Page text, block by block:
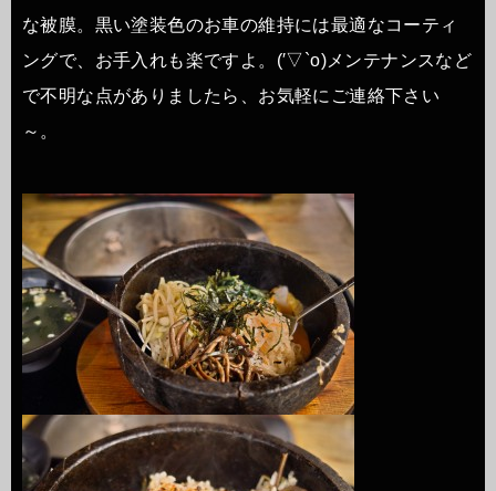
な被膜。黒い塗装色のお車の維持には最適なコーティ
ングで、お手入れも楽ですよ。(′▽`o)メンテナンスなど
で不明な点がありましたら、お気軽にご連絡下さい
～。